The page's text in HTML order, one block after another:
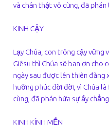
và chân thật vô cùng, đã
KINH CẬY
Lạy Chúa, con trông cậy vững
Giêsu thì Chúa sẽ ban ơn cho
ngày sau được lên thiên đàng
hưởng phúc đời đời, vì Chúa
cùng, đã phán hứa sự ấy
KINH KÍNH MẾN